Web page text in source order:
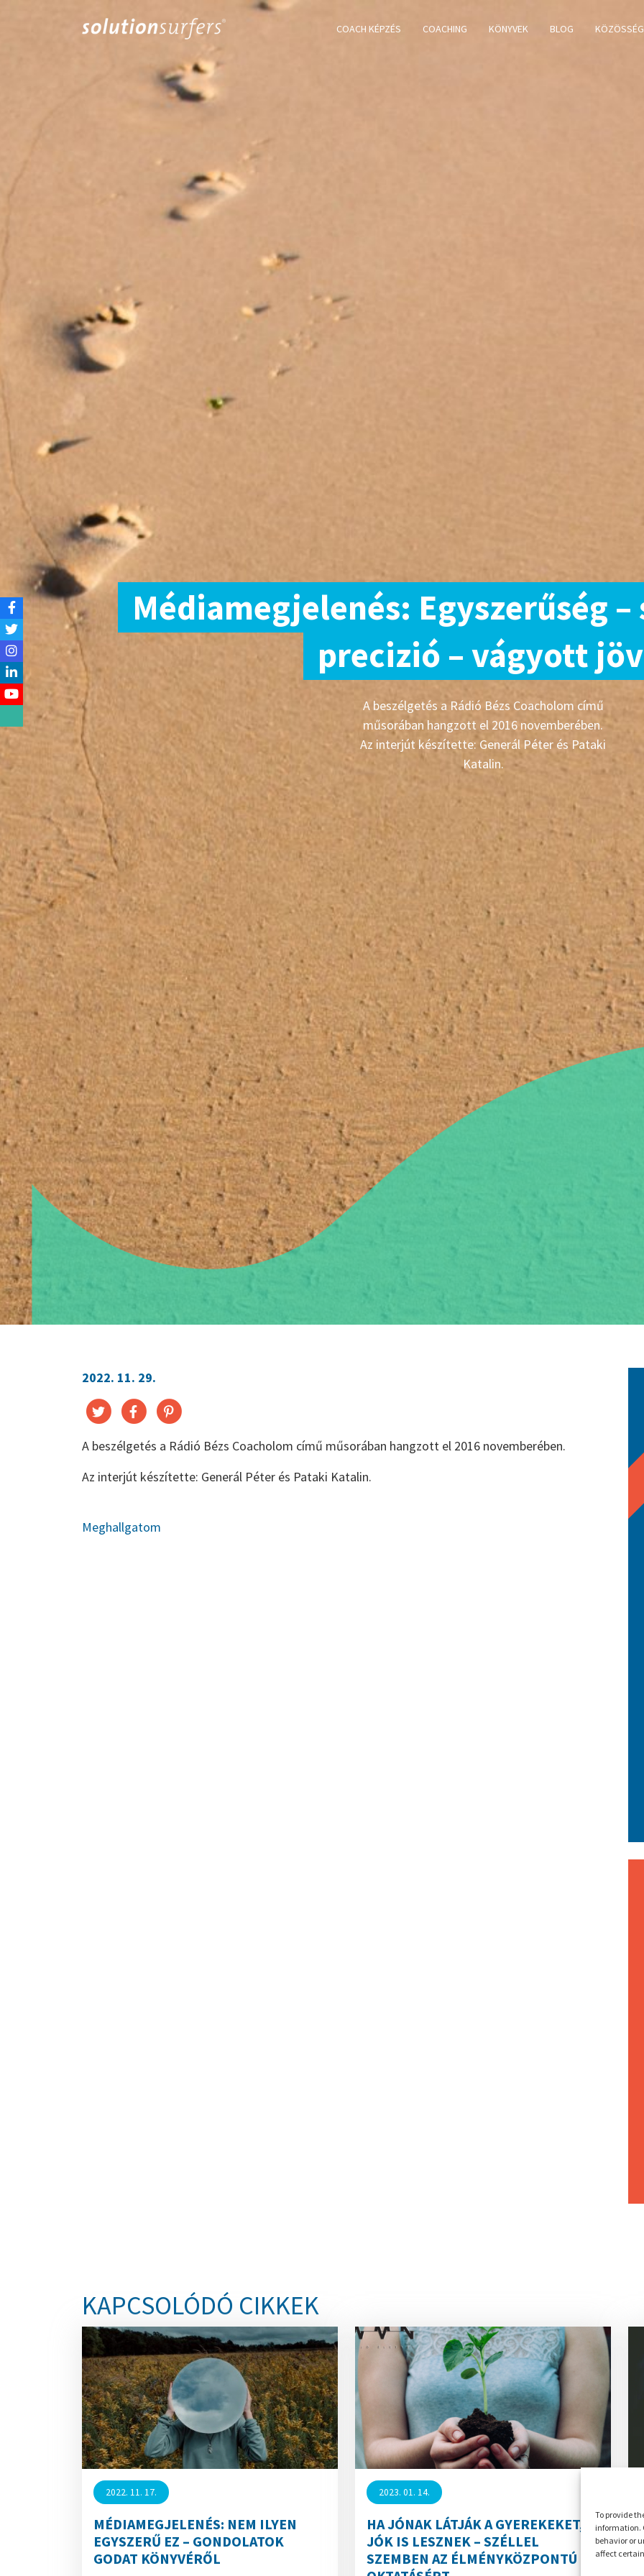
To provide
information.
behavior or
affect
Médiamegjelenés: Egyszerűség
precizió – vágyott
A beszélgetés a Rádió Bézs Coacholom című
műsorában hangzott el 2016 novemberében.
Az interjút készítette: Generál Péter és Pataki
Katalin.
2022. 11. 29.
A beszélgetés a Rádió Bézs Coacholom című műsorában hangzott el 2016 novemberében.
Az interjút készítette: Generál Péter és Pataki Katalin.
Meghallgatom
KAPCSOLÓDÓ CIKKEK
2022. 11. 17.
MÉDIAMEGJELENÉS: NEM ILYEN
EGYSZERŰ EZ – GONDOLATOK
GODAT KÖNYVÉRŐL
2023. 01. 14.
HA JÓNAK LÁTJÁK A GYEREKEKET,
JÓK IS LESZNEK – SZÉLLEL
SZEMBEN AZ ÉLMÉNYKÖZPONTÚ
COACH KÉPZÉS COACHING KÖNYVEK BLOG KÖZÖSSÉG